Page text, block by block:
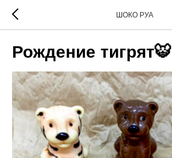
ШОКО РУА
Рождение тигрят🐯